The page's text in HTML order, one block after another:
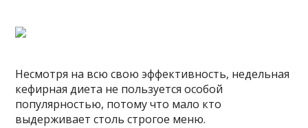
Несмотря на всю свою эффективность, недельная
кефирная диета не пользуется особой
популярностью, потому что мало кто
выдерживает столь строгое меню.